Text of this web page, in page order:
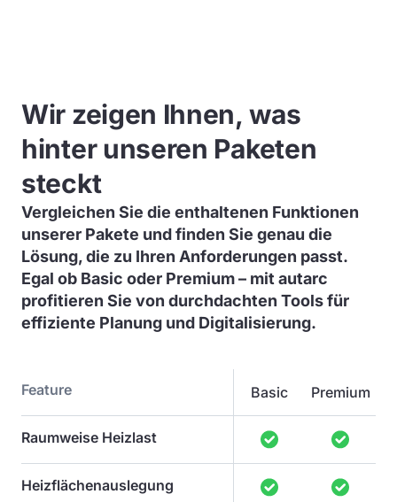
Wir zeigen Ihnen, was
hinter unseren Paketen
steckt
Vergleichen Sie die enthaltenen Funktionen
unserer Pakete und finden Sie genau die
Lösung, die zu Ihren Anforderungen passt.
Egal ob Basic oder Premium – mit autarc
profitieren Sie von durchdachten Tools für
effiziente Planung und Digitalisierung.
Feature Basic Premium
Raumweise Heizlast
Heizflächenauslegung